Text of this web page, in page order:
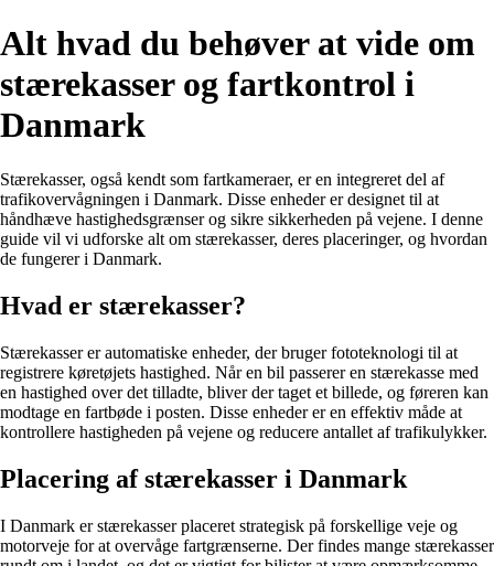
Alt hvad du behøver at vide om
stærekasser og fartkontrol i
Danmark
Stærekasser, også kendt som fartkameraer, er en integreret del af
trafikovervågningen i Danmark. Disse enheder er designet til at
håndhæve hastighedsgrænser og sikre sikkerheden på vejene. I denne
guide vil vi udforske alt om stærekasser, deres placeringer, og hvordan
de fungerer i Danmark.
Hvad er stærekasser?
Stærekasser er automatiske enheder, der bruger fototeknologi til at
registrere køretøjets hastighed. Når en bil passerer en stærekasse med
en hastighed over det tilladte, bliver der taget et billede, og føreren kan
modtage en fartbøde i posten. Disse enheder er en effektiv måde at
kontrollere hastigheden på vejene og reducere antallet af trafikulykker.
Placering af stærekasser i Danmark
I Danmark er stærekasser placeret strategisk på forskellige veje og
motorveje for at overvåge fartgrænserne. Der findes mange stærekasser